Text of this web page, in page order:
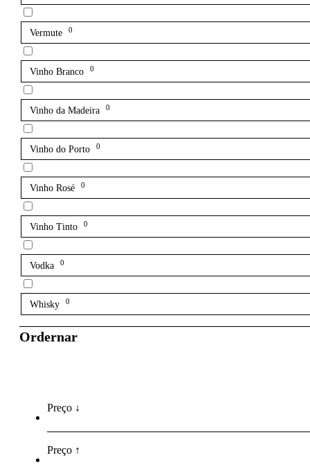
Vermute 0
Vinho Branco 0
Vinho da Madeira 0
Vinho do Porto 0
Vinho Rosé 0
Vinho Tinto 0
Vodka 0
Whisky 0
Ordernar
Preço ↓
Preço ↑